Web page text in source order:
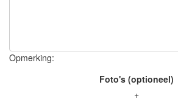
Opmerking:
Foto's (optioneel)
+